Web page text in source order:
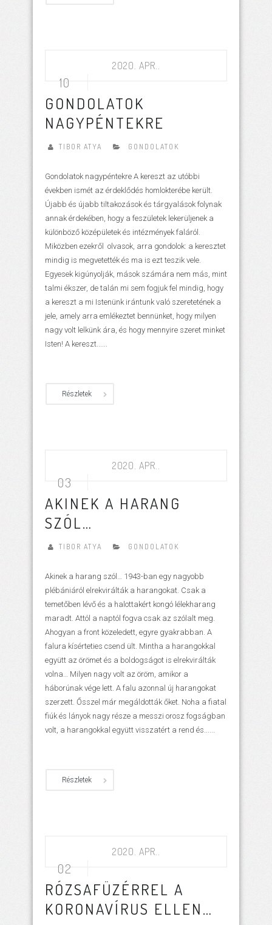
2020. APR..
10
GONDOLATOK
NAGYPÉNTEKRE
TIBOR ATYA GONDOLATOK
Gondolatok nagypéntekre A kereszt az utóbbi
években ismét az érdeklődés homlokterébe került.
Újabb és újabb tiltakozások és tárgyalások folynak
annak érdekében, hogy a feszületek lekerüljenek a
különböző középületek és intézmények faláról.
Miközben ezekről olvasok, arra gondolok: a keresztet
mindig is megvetették és ma is ezt teszik vele.
Egyesek kigúnyolják, mások számára nem más, mint
talmi ékszer, de talán mi sem fogjuk fel mindig, hogy
a kereszt a mi Istenünk irántunk való szeretetének a
jele, amely arra emlékeztet bennünket, hogy milyen
nagy volt lelkünk ára, és hogy mennyire szeret minket
Isten! A kereszt......
Részletek
2020. APR..
03
AKINEK A HARANG
SZÓL…
TIBOR ATYA GONDOLATOK
Akinek a harang szól… 1943-ban egy nagyobb
plébániáról elrekvirálták a harangokat. Csak a
temetőben lévő és a halottakért kongó lélekharang
maradt. Attól a naptól fogva csak az szólalt meg.
Ahogyan a front közeledett, egyre gyakrabban. A
falura kísérteties csend ült. Mintha a harangokkal
együtt az örömet és a boldogságot is elrekvirálták
volna… Milyen nagy volt az öröm, amikor a
háborúnak vége lett. A falu azonnal új harangokat
szerzett. Ősszel már megáldották őket. Noha a fiatal
fiúk és lányok nagy része a messzi orosz fogságban
volt, a harangokkal együtt visszatért a rend és......
Részletek
2020. APR..
02
RÓZSAFÜZÉRREL A
KORONAVÍRUS ELLEN…